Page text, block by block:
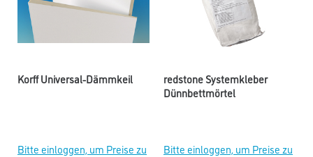
Korff Universal-Dämmkeil
Bitte einloggen, um Preise zu
redstone Systemkleber
Dünnbettmörtel
Bitte einloggen, um Preise zu